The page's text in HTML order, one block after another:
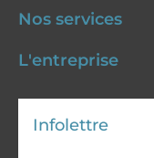
Nos services
L'entreprise
Infolettre